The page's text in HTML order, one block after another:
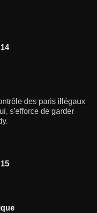
des paris illégaux
s'efforce de garder